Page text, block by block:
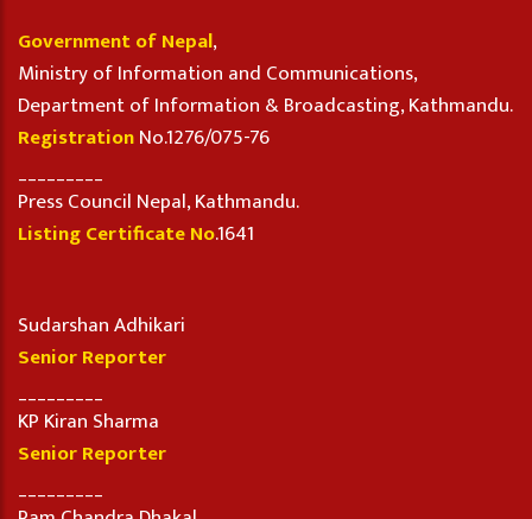
Government of Nepal,
Ministry of Information and Communications,
Department of Information & Broadcasting, Kathmandu.
RegistrationNo.1276/075-76
Press Council Nepal, Kathmandu.
Listing Certificate No.1641
Sudarshan Adhikari
Senior Reporter
KP Kiran Sharma
Senior Reporter